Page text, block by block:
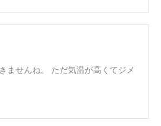
ませんね。 ただ気温が高くてジメ